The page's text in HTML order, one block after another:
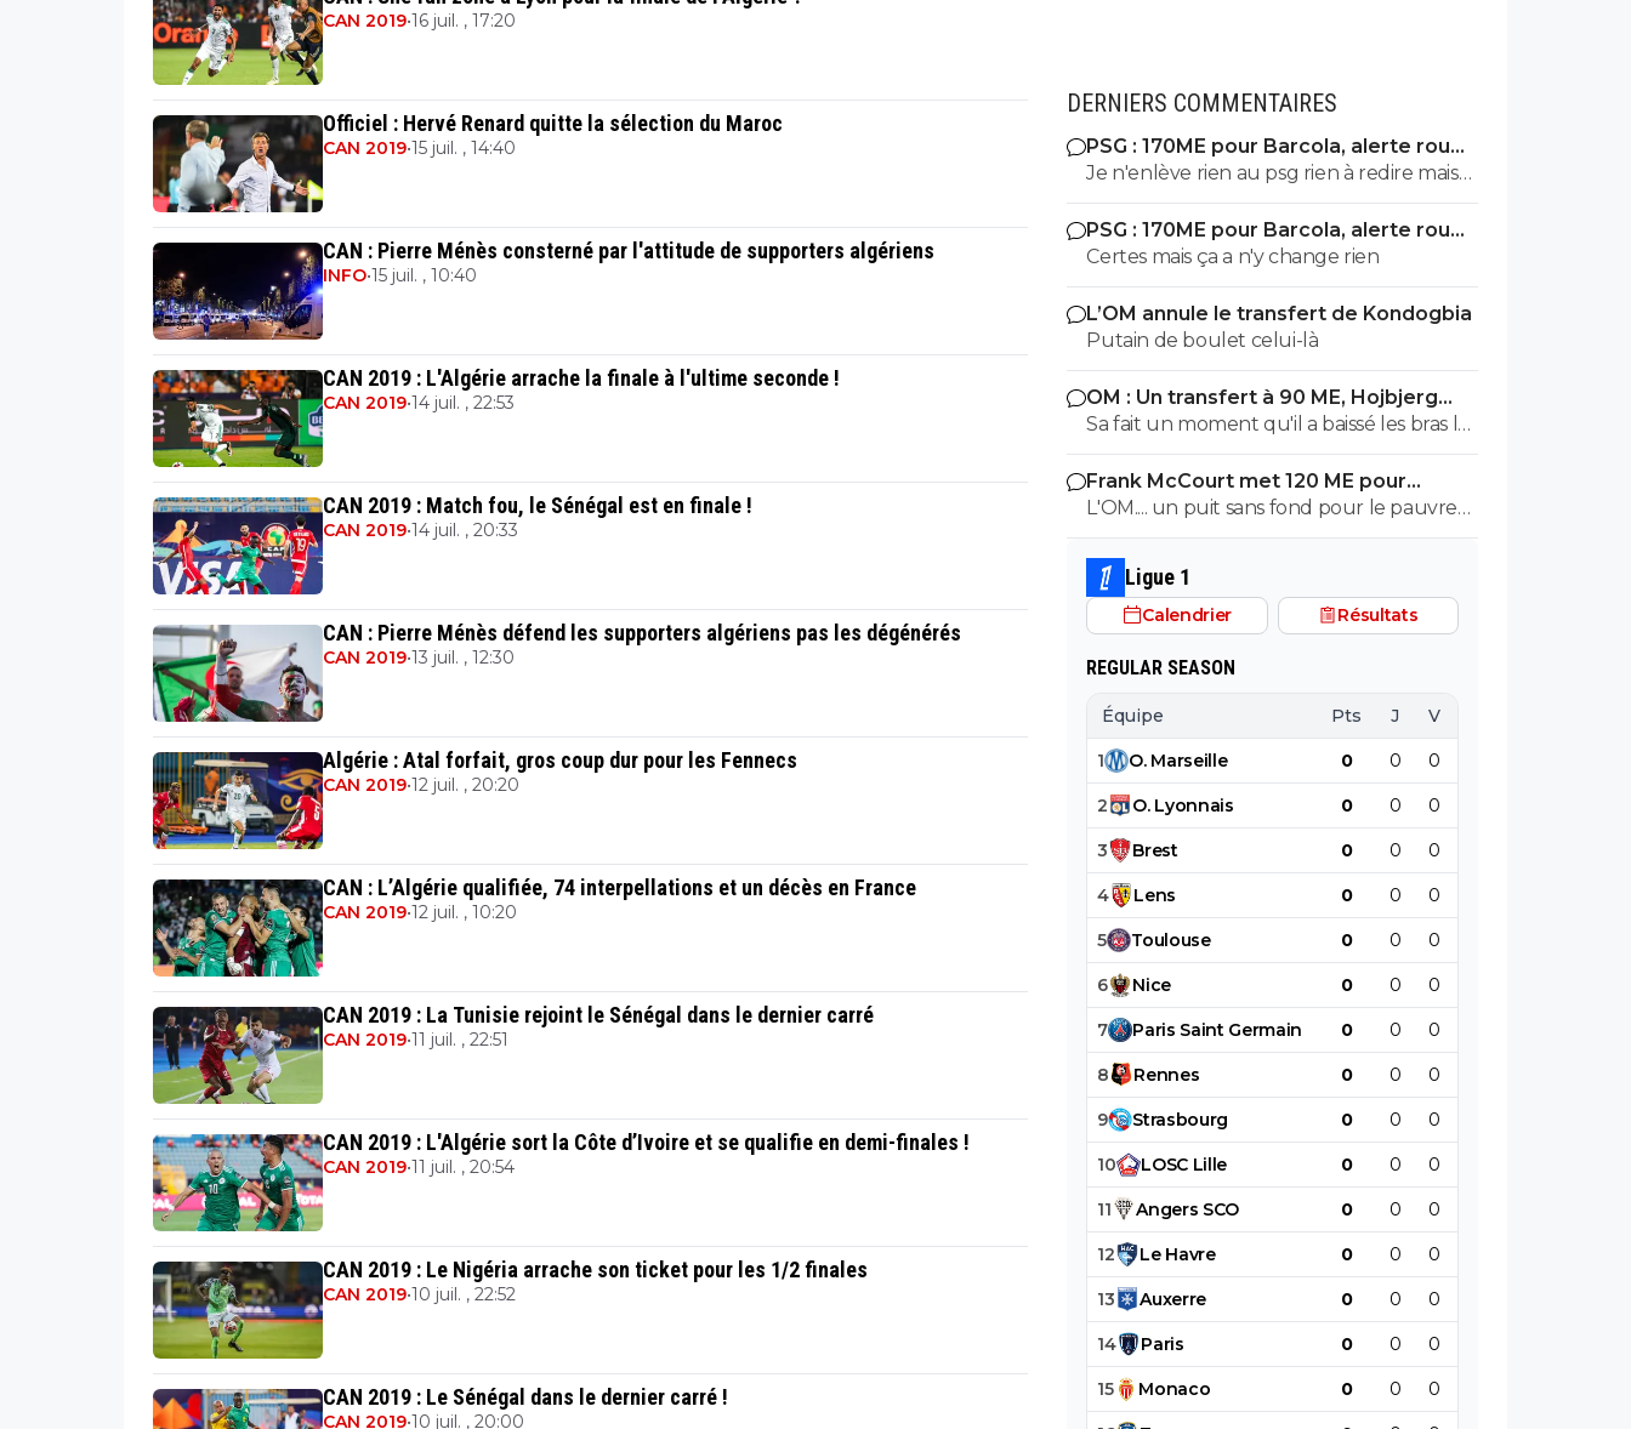
CAN 2019•16 juil. , 17:20
Officiel : Hervé Renard quitte la sélection du Maroc
CAN 2019•15 juil. , 14:40
CAN : Pierre Ménès consterné par l'attitude de supporters algériens
INFO•15 juil. , 10:40
CAN 2019 : L'Algérie arrache la finale à l'ultime seconde !
CAN 2019•14 juil. , 22:53
CAN 2019 : Match fou, le Sénégal est en finale !
CAN 2019•14 juil. , 20:33
CAN : Pierre Ménès défend les supporters algériens pas les dégénérés
CAN 2019•13 juil. , 12:30
Algérie : Atal forfait, gros coup dur pour les Fennecs
CAN 2019•12 juil. , 20:20
CAN : L’Algérie qualifiée, 74 interpellations et un décès en France
CAN 2019•12 juil. , 10:20
CAN 2019 : La Tunisie rejoint le Sénégal dans le dernier carré
CAN 2019•11 juil. , 22:51
CAN 2019 : L'Algérie sort la Côte d’Ivoire et se qualifie en demi-finales !
CAN 2019•11 juil. , 20:54
CAN 2019 : Le Nigéria arrache son ticket pour les 1/2 finales
CAN 2019•10 juil. , 22:52
CAN 2019 : Le Sénégal dans le dernier carré !
CAN 2019•10 juil. , 20:00
DERNIERS COMMENTAIRES
PSG : 170ME pour Barcola, alerte rouge
à Liverpool
Je n'enlève rien au psg rien à redire mais
barcola c'est pas plus de 80-100 hors
bonus faut arrêter c'est pas kvara
Mbappé Dembelé haaland
PSG : 170ME pour Barcola, alerte rouge
à Liverpool
Certes mais ça a n'y change rien
L’OM annule le transfert de Kondogbia
Putain de boulet celui-là
OM : Un transfert à 90 ME, Hojbjerg
s'en va
Sa fait un moment qu'il a baissé les bras la
première saison il etait top mais depuis
quelques match etait en dessus. Merci et
bon vent a lui pour le reste de sa carrière
...
Frank McCourt met 120 ME pour
sauver l’OM !
L'OM.... un puit sans fond pour le pauvre
Frank McCourt.
Ligue 1
Calendrier Résultats
REGULAR SEASON
Équipe Pts J V
1 O. Marseille 0 0 0
2 O. Lyonnais 0 0 0
3 Brest 0 0 0
4 Lens 0 0 0
5 Toulouse 0 0 0
6 Nice 0 0 0
7 Paris Saint Germain 0 0 0
8 Rennes 0 0 0
9 Strasbourg 0 0 0
10 LOSC Lille 0 0 0
11 Angers SCO 0 0 0
12 Le Havre 0 0 0
13 Auxerre 0 0 0
14 Paris 0 0 0
15 Monaco 0 0 0